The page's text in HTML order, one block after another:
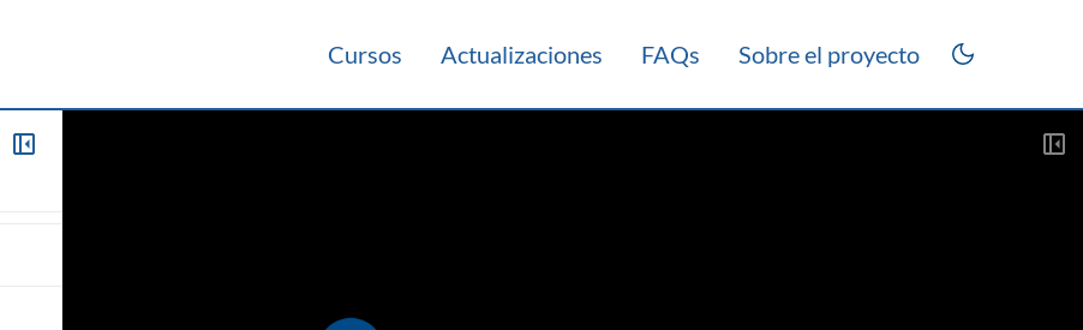
Cursos Actualizaciones FAQs Sobre el proyecto